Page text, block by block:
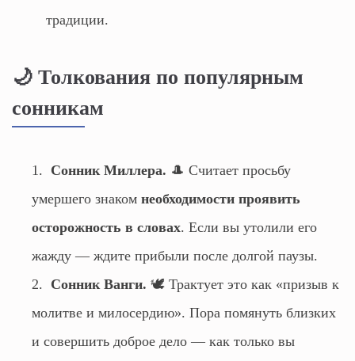
традиции.
🌙 Толкования по популярным
сонникам
Сонник Миллера. 🎩 Считает просьбу
умершего знаком необходимости проявить
осторожность в словах. Если вы утолили его
жажду — ждите прибыли после долгой паузы.
Сонник Ванги. 🕊️ Трактует это как «призыв к
молитве и милосердию». Пора помянуть близких
и совершить доброе дело — как только вы